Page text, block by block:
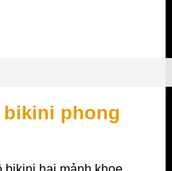
bikini phong